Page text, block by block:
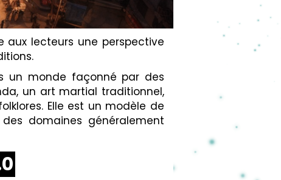
aux lecteurs une perspective
un monde façonné par des
un art martial traditionnel,
Elle est un modèle de
domaines généralement